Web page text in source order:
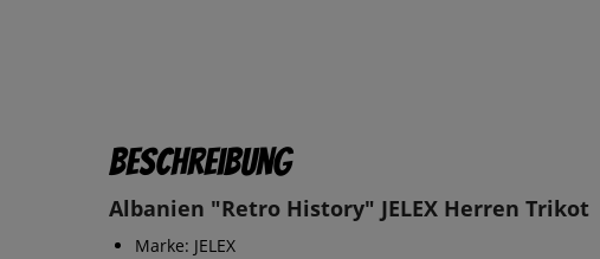
Beschreibung
Albanien "Retro History" JELEX Herren Trikot
Marke: JELEX